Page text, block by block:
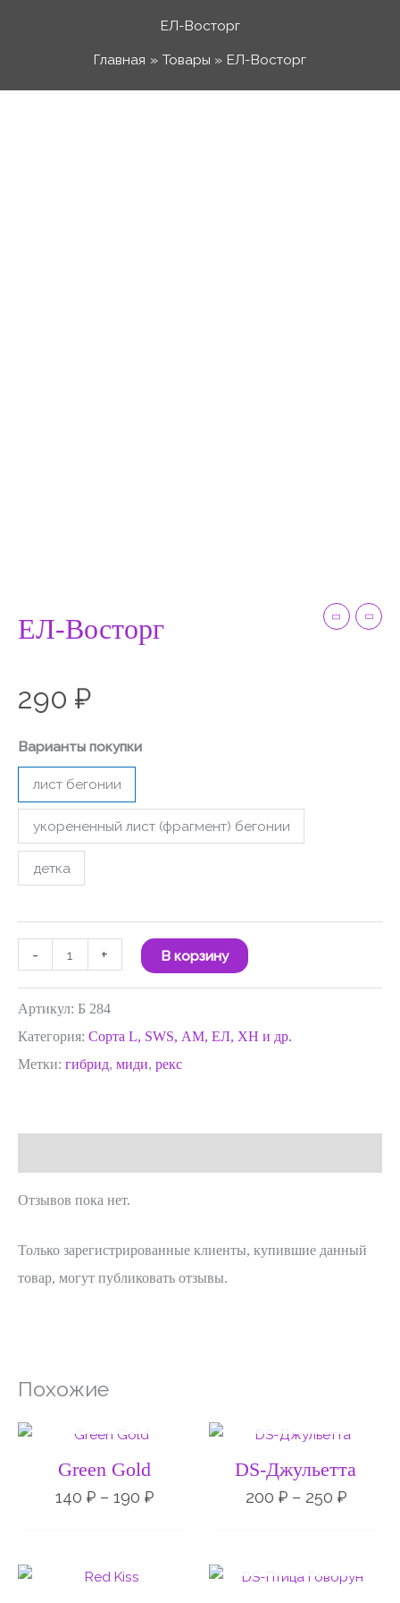
содержимому
ЕЛ-Восторг
Главная
Товары ЕЛ-Восторг
ЕЛ-Восторг
290 ₽
Варианты покупки
лист бегонии
укорененный лист (фрагмент) бегонии
детка
- + В корзину
Артикул: Б 284
Категория: Сорта L, SWS, АМ, ЕЛ, ХН и др.
Метки: гибрид, миди, рекс
Отзывов пока нет.
Только зарегистрированные клиенты, купившие данный
товар, могут публиковать отзывы.
Похожие
Green Gold
140 ₽ – 190 ₽
Диапазон
190 ₽
DS-Джульетта
200 ₽ – 250 ₽
цен:
–
250 ₽
Диапазон
цен: